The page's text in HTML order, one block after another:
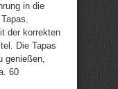
in die
der korrekten
Die Tapas
genießen,
60